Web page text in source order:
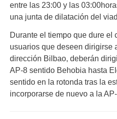
entre las 23:00 y las
una junta de dilatación del
Durante el tiempo que dure el
usuarios que deseen dirigirse
dirección Bilbao, deberán
AP-8 sentido Behobia hasta
sentido en la rotonda tras la
incorporarse de nuevo a la